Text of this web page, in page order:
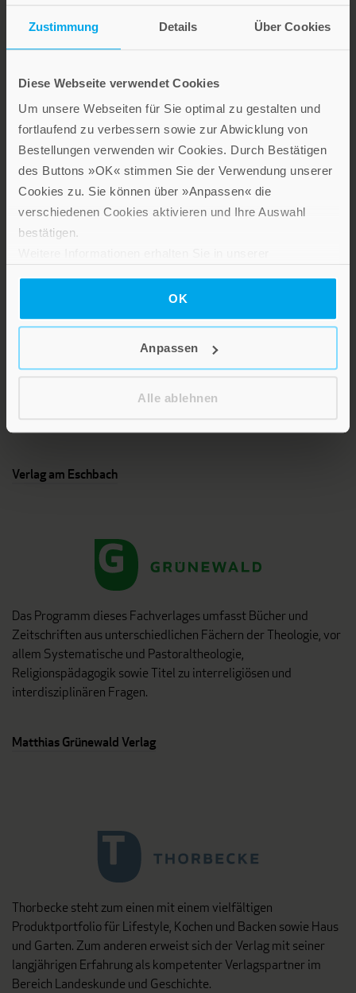
Zustimmung Details Über Cookies
Diese Webseite verwendet Cookies
Um unsere Webseiten für Sie optimal zu gestalten und
fortlaufend zu verbessern sowie zur Abwicklung von
Bestellungen verwenden wir Cookies. Durch Bestätigen
des Buttons »OK« stimmen Sie der Verwendung unserer
Cookies zu. Sie können über »Anpassen« die
verschiedenen Cookies aktivieren und Ihre Auswahl
bestätigen.
OK
Anpassen
Alle ablehnen
interessante und aufschlussreiche Sach- und Fachbücher sowie
Ratgeber zu gesellschaftlich relevanten Themen aus den
Bereichen Psychologie und Lebensgestaltung, Religion und
Gesellschaft sowie Spiritualität.
Patmos Verlag
Lebensfreude in farbenfroher Gestaltung: Persönliche
Geschenke mit wohltuenden Inspirationen. Irische
werden. Grußkarten für Geburtstage, zur Ermutigung, zu Trost
Verlag am Eschbach
Das Programm dieses Fachverlages umfasst Bücher und
Zeitschriften aus unterschiedlichen Fächern der Theologie, vor
allem Systematische und Pastoraltheologie,
Religionspädagogik sowie Titel zu interreligiösen und
interdisziplinären Fragen.
Matthias Grünewald Verlag
Thorbecke steht zum einen mit einem vielfältigen
Produktportfolio für Lifestyle, Kochen und Backen sowie Haus
und Garten. Zum anderen erweist sich der Verlag mit seiner
langjährigen Erfahrung als kompetenter Verlagspartner im
Bereich Landeskunde und Geschichte.